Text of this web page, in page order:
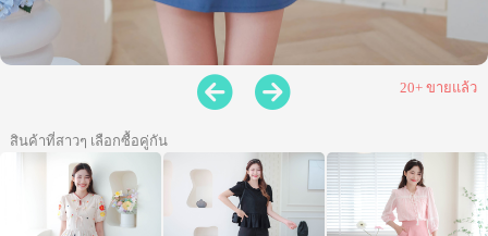
20+ ขายแล้ว
สินค้าที่สาวๆ เลือกซื้อคู่กัน